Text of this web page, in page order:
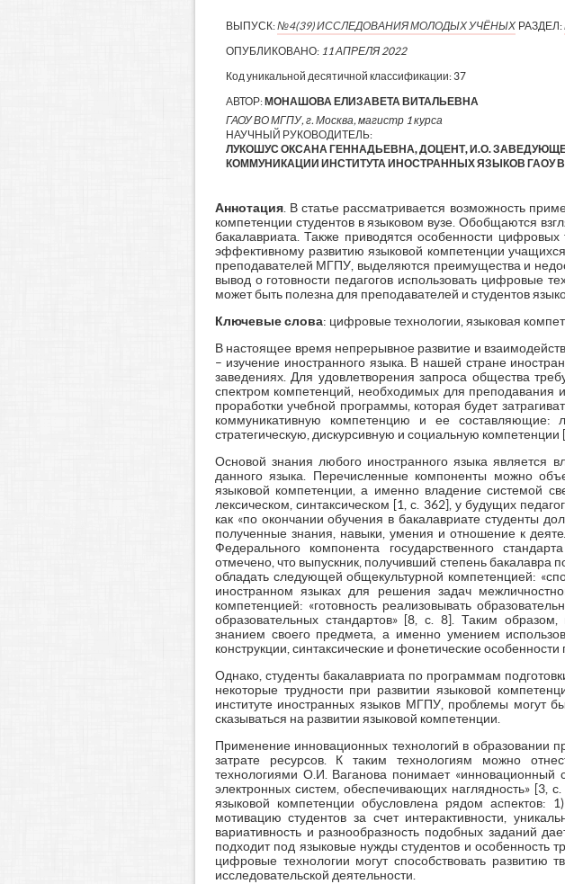
ВЫПУСК:№4(39) ИССЛЕДОВАНИЯ МОЛОДЫХ УЧЁНЫХ РАЗДЕЛ:
ОПУБЛИКОВАНО: 11 АПРЕЛЯ 2022
Код уникальной десятичной классификации: 37
АВТОР: МОНАШОВА ЕЛИЗАВЕТА ВИТАЛЬЕВНА
ГАОУ ВО МГПУ, г. Москва, магистр 1 курса
НАУЧНЫЙ РУКОВОДИТЕЛЬ:
ЛУКОШУС ОКСАНА ГЕННАДЬЕВНА, ДОЦЕНТ, И.О.
КОММУНИКАЦИИ ИНСТИТУТА ИНОСТРАННЫХ ЯЗЫКОВ ГАОУ
Аннотация. В статье рассматривается возможность
компетенции студентов в языковом вузе. Обобщаются
бакалавриата. Также приводятся особенности
эффективному развитию языковой компетенции
преподавателей МГПУ, выделяются преимущества и
вывод о готовности педагогов использовать цифровые
может быть полезна для преподавателей и студентов
Ключевые слова: цифровые технологии, языковая
В настоящее время непрерывное развитие и
– изучение иностранного языка. В нашей стране
заведениях. Для удовлетворения запроса общества
спектром компетенций, необходимых для преподавания
проработки учебной программы, которая будет
коммуникативную компетенцию и ее составляющие:
стратегическую, дискурсивную и социальную компетенции
Основой знания любого иностранного языка является
данного языка. Перечисленные компоненты можно
языковой компетенции, а именно владение системой
лексическом, синтаксическом [1, с. 362], у будущих
как «по окончании обучения в бакалавриате студенты
полученные знания, навыки, умения и отношение к
Федерального компонента государственного
отмечено, что выпускник, получивший степень бакалавра
обладать следующей общекультурной компетенцией:
иностранном языках для решения задач
компетенцией: «готовность реализовывать
образовательных стандартов» [8, с. 8]. Таким
знанием своего предмета, а именно умением
конструкции, синтаксические и фонетические
Однако, студенты бакалавриата по программам
некоторые трудности при развитии языковой
институте иностранных языков МГПУ, проблемы могут
сказываться на развитии языковой компетенции.
Применение инновационных технологий в образовании
затрате ресурсов. К таким технологиям можно
технологиями О.И. Ваганова понимает «инновационный
электронных систем, обеспечивающих наглядность» [3,
языковой компетенции обусловлена рядом аспектов:
мотивацию студентов за счет интерактивности,
вариативность и разнообразность подобных заданий
подходит под языковые нужды студентов и особенность
цифровые технологии могут способствовать развитию
исследовательской деятельности.